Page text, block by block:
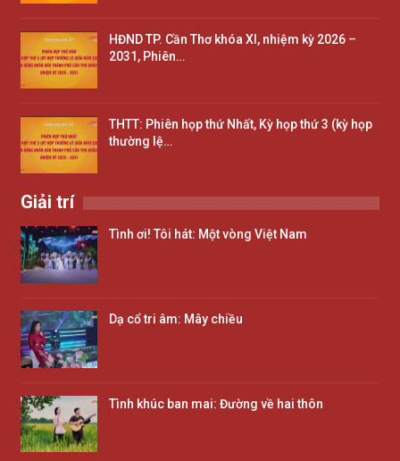
HĐND TP. Cần Thơ khóa XI, nhiệm kỳ 2026 –
2031, Phiên…
THTT: Phiên họp thứ Nhất, Kỳ họp thứ 3 (kỳ họp
thường lệ…
Giải trí
Tình ơi! Tôi hát: Một vòng Việt Nam
Dạ cổ tri âm: Mây chiều
Tình khúc ban mai: Đường về hai thôn